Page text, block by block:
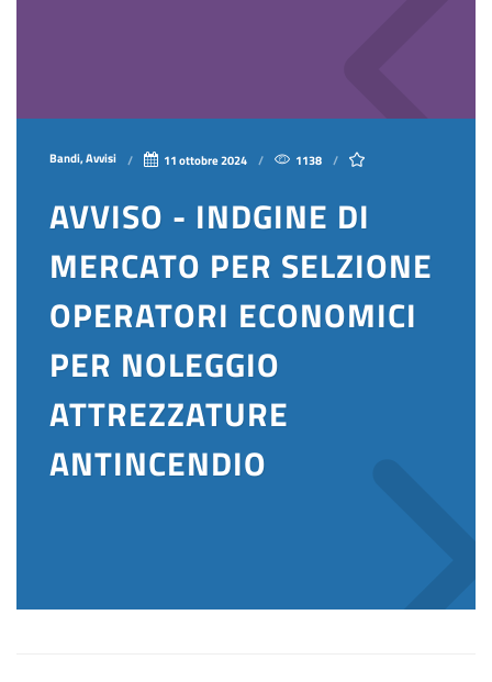
Bandi, Avvisi 11 ottobre 2024 1138
AVVISO - INDGINE DI
MERCATO PER SELZIONE
OPERATORI ECONOMICI
PER NOLEGGIO
ATTREZZATURE
ANTINCENDIO